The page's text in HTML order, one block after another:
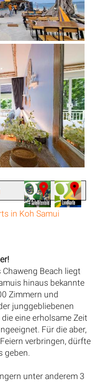
in Koh Samui
Beach liegt
hinaus bekannte
Zimmern und
junggebliebenen
eine erholsame Zeit
Für die aber,
verbringen, dürfte
geben.
unter anderem 3